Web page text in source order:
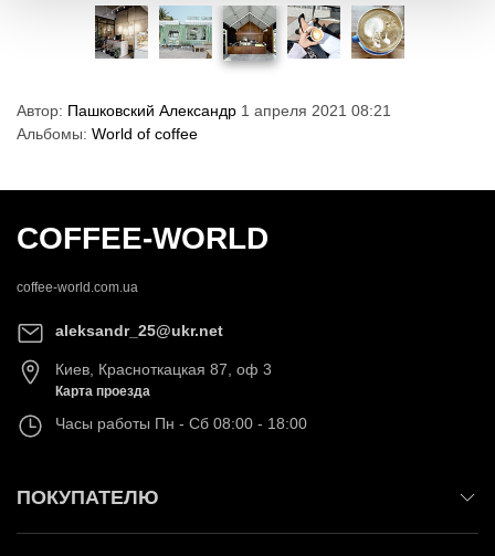
Автор: Пашковский Александр 1 апреля 2021 08:21
Альбомы: World of coffee
COFFEE-WORLD
coffee-world.com.ua
aleksandr_25@ukr.net
Киев Красноткацкая 87, оф 3
Карта проезда
Часы работы Пн - Сб 08:00 - 18:00
ПОКУПАТЕЛЮ